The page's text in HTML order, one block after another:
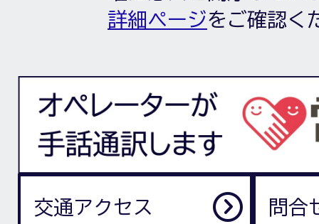
詳細ページをご確認く
交通アクセス 問合